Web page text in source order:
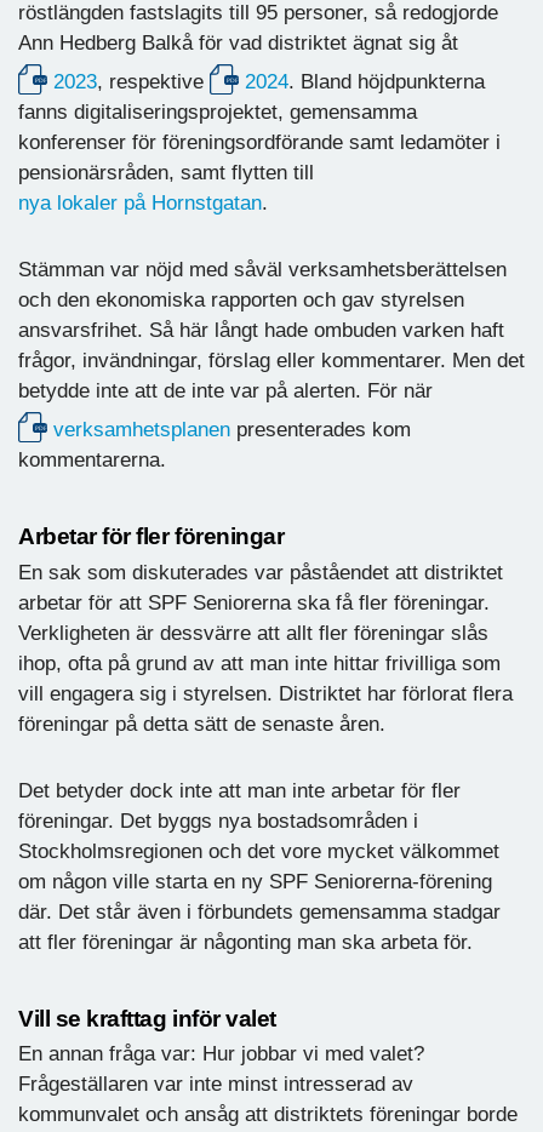
röstlängden fastslagits till 95 personer, så redogjorde
Ann Hedberg Balkå för vad distriktet ägnat sig åt
2023, respektive 2024. Bland höjdpunkterna
fanns digitaliseringsprojektet, gemensamma
konferenser för föreningsordförande samt ledamöter i
pensionärsråden, samt flytten till
nya lokaler på Hornstgatan.
Stämman var nöjd med såväl verksamhetsberättelsen
och den ekonomiska rapporten och gav styrelsen
ansvarsfrihet. Så här långt hade ombuden varken haft
frågor, invändningar, förslag eller kommentarer. Men det
betydde inte att de inte var på alerten. För när
verksamhetsplanen presenterades kom
kommentarerna.
Arbetar för fler föreningar
En sak som diskuterades var påståendet att distriktet
arbetar för att SPF Seniorerna ska få fler föreningar.
Verkligheten är dessvärre att allt fler föreningar slås
ihop, ofta på grund av att man inte hittar frivilliga som
vill engagera sig i styrelsen. Distriktet har förlorat flera
föreningar på detta sätt de senaste åren.
Det betyder dock inte att man inte arbetar för fler
föreningar. Det byggs nya bostadsområden i
Stockholmsregionen och det vore mycket välkommet
om någon ville starta en ny SPF Seniorerna-förening
där. Det står även i förbundets gemensamma stadgar
att fler föreningar är någonting man ska arbeta för.
Vill se krafttag inför valet
En annan fråga var: Hur jobbar vi med valet?
Frågeställaren var inte minst intresserad av
kommunvalet och ansåg att distriktets föreningar borde